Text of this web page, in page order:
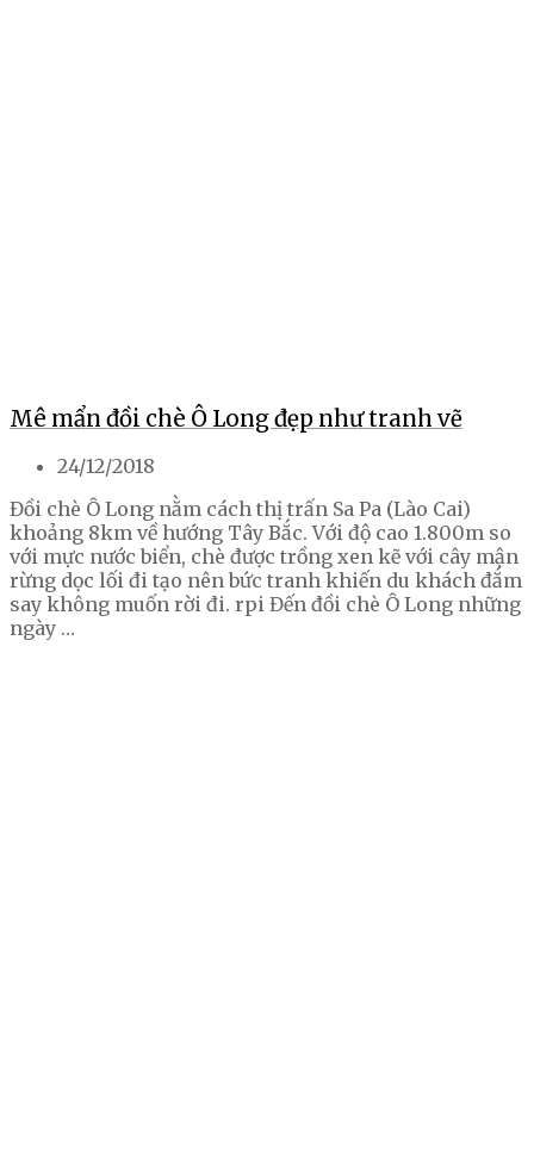
Mê mẩn đồi chè Ô Long đẹp như tranh vẽ
24/12/2018
Đồi chè Ô Long nằm cách thị trấn Sa Pa (Lào Cai)
khoảng 8km về hướng Tây Bắc. Với độ cao 1.800m so
với mực nước biển, chè được trồng xen kẽ với cây mận
rừng dọc lối đi tạo nên bức tranh khiến du khách đắm
say không muốn rời đi. rpi Đến đồi chè Ô Long những
ngày …